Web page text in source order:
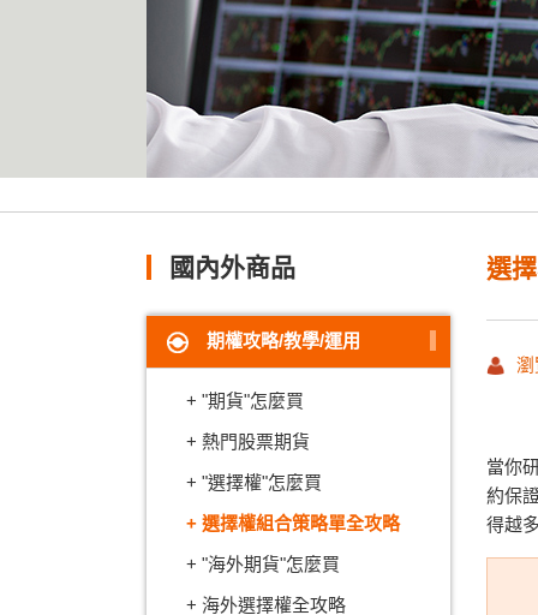
國內外商品
期權攻略/教學/運用
"期貨"怎麼買
熱門股票期貨
"選擇權"怎麼買
選擇權組合策略單全攻略
"海外期貨"怎麼買
海外選擇權全攻略
選
瀏
當你
約保
得越